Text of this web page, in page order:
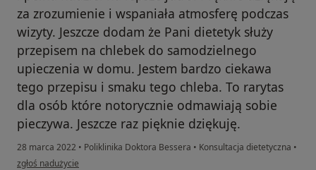
za zrozumienie i wspaniała atmosferę podczas
wizyty. Jeszcze dodam że Pani dietetyk służy
przepisem na chlebek do samodzielnego
upieczenia w domu. Jestem bardzo ciekawa
tego przepisu i smaku tego chleba. To rarytas
dla osób które notorycznie odmawiają sobie
pieczywa. Jeszcze raz pięknie dziękuję.
28 marca 2022 • Poliklinika Doktora Bessera • Konsultacja dietetyczna •
w opinii użytkownika Małgorzata J.
zgłoś nadużycie